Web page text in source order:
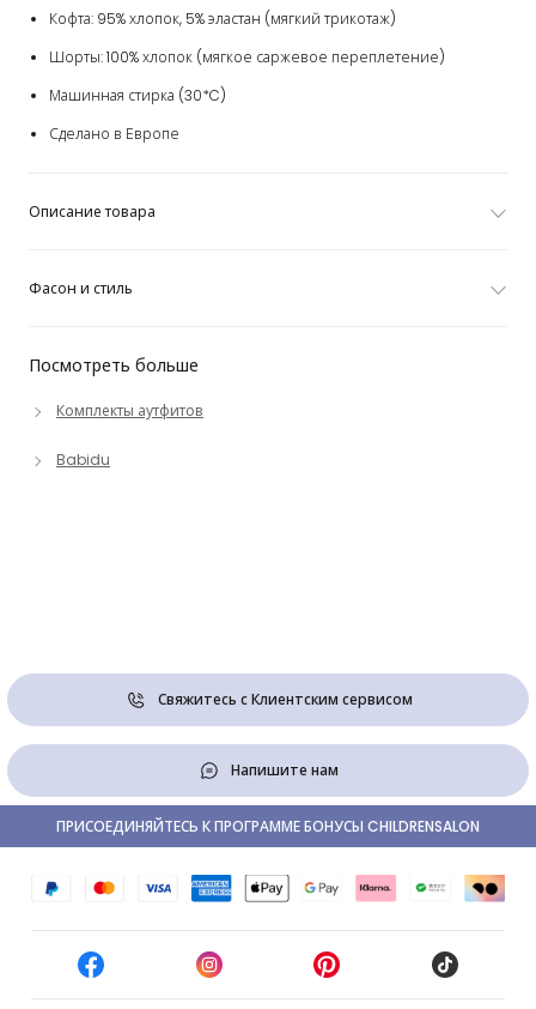
Посмотреть больше
Комплекты аутфитов
Babidu
Кофта: 95% хлопок, 5% эластан (мягкий трикотаж)
Шорты: 100% хлопок (мягкое саржевое переплетение)
Машинная стирка (30*C)
Сделано в Европе
Описание товара
Фасон и стиль
Свяжитесь с Клиентским сервисом
Напишите нам
ПРИСОЕДИНЯЙТЕСЬ К ПРОГРАММЕ БОНУСЫ CHILDRENSALON